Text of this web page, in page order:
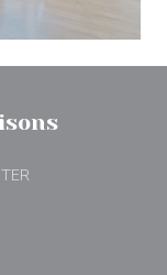
((ouvre une